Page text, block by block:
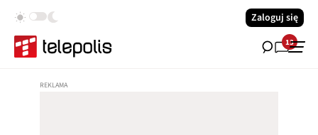
Zaloguj się
13